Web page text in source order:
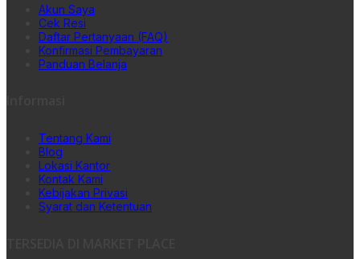
Akun Saya
Cek Resi
Daftar Pertanyaan (FAQ)
Konfirmasi Pembayaran
Panduan Belanja
Tentang Kami
Blog
Lokasi Kantor
Kontak Kami
Kebijakan Privasi
Syarat dan Ketentuan